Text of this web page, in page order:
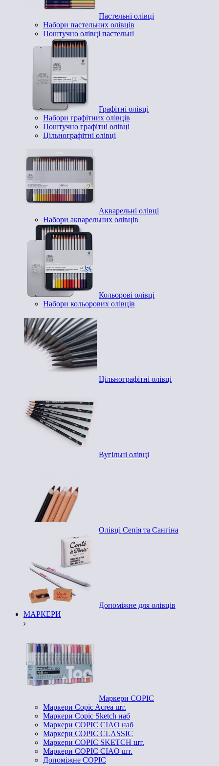
Пастельні олівці
Набори пастельних олівців
Поштучно олівці пастельні
Графітні олівці
Набори графітних олівців
Поштучно графітні олівці
Цільнографітні олівці
Акварельні олівці
Набори акварельних олівців
Кольорові олівці
Набори кольорових олівців
Цільнографітні олівці
Вугільні олівці
Олівці Сепія та Сангіна
Допоміжне для олівців
МАРКЕРИ
Маркери COPIC
Маркери Copic Acrea шт.
Маркери Copic Sketch наб
Маркери COPIC CIAO наб
Маркери COPIC CLASSIC
Маркери COPIC SKETCH шт.
Маркери COPIC CIAO шт.
Допоміжне COPIC